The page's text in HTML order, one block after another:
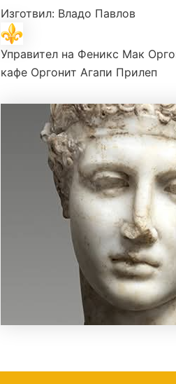
Изготвил: Владо Павлов
Управител на Феникс Мак
кафе Оргонит Агапи Прилеп